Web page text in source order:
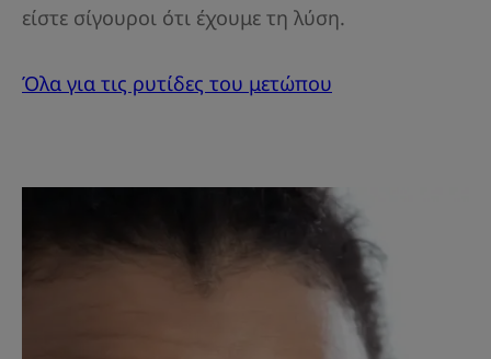
είστε σίγουροι ότι έχουμε τη λύση.
Όλα για τις ρυτίδες του μετώπου